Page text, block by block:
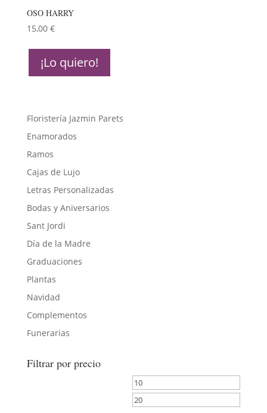
OSO HARRY
15,00 €
¡Lo quiero!
Floristería Jazmin Parets
Enamorados
Ramos
Cajas de Lujo
Letras Personalizadas
Bodas y Aniversarios
Sant Jordi
Día de la Madre
Graduaciones
Plantas
Navidad
Complementos
Funerarias
Filtrar por precio
Precio
mínimo